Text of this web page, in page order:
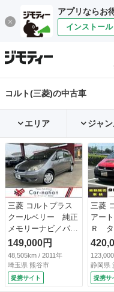
アプリならお
インストール
コルト(三菱)の中古車
エリア ジャ
三菱 コルトプラス
クールベリー 純正
メモリーナビ／パワ
ーバックドア／ＣＤ
／ＴＶ／４スピーカ
ー／ベンチシート／
オートエアコン／キ
ーレスキー／セキュ
149,000円
48,505km / 2011年
埼玉県 熊谷市
提携サイト
三菱
アー
Ｒ タ
ャー
ード
レス
グ Ｅ
６イ
静岡県
提携サ